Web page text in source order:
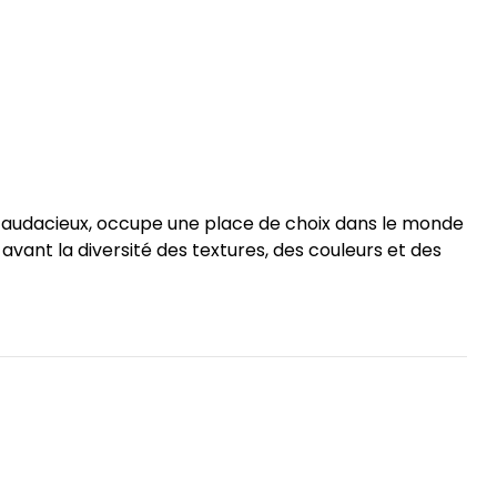
occupe une place de choix dans le monde
la diversité des textures, des couleurs et des